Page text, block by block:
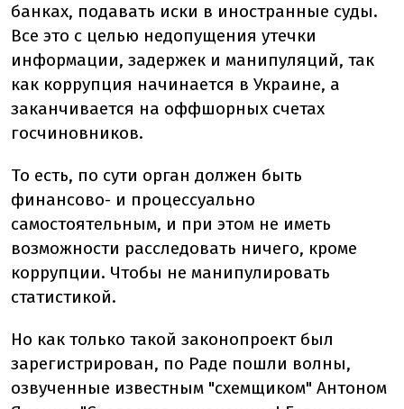
банках, подавать иски в иностранные суды.
Все это с целью недопущения утечки
информации, задержек и манипуляций, так
как коррупция начинается в Украине, а
заканчивается на оффшорных счетах
госчиновников.
То есть, по сути орган должен быть
финансово- и процессуально
самостоятельным, и при этом не иметь
возможности расследовать ничего, кроме
коррупции. Чтобы не манипулировать
статистикой.
Но как только такой законопроект был
зарегистрирован, по Раде пошли волны,
озвученные известным "схемщиком" Антоном